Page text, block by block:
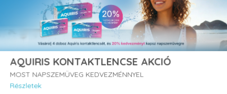
AQUIRIS KONTAKTLENCSE AKCIÓ
MOST NAPSZEMÜVEG KEDVEZMÉNNYEL
Részletek